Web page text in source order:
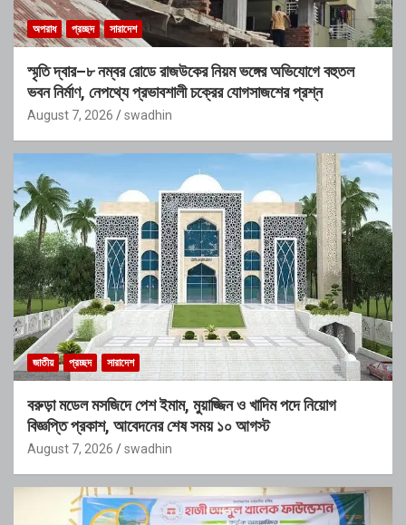
অপরাধ প্রচ্ছদ সারাদেশ
স্মৃতি দ্বার–৮ নম্বর রোডে রাজউকের নিয়ম ভঙ্গের অভিযোগে বহুতল
ভবন নির্মাণ, নেপথ্যে প্রভাবশালী চক্রের যোগসাজশের প্রশ্ন
August 7, 2026 swadhin
জাতীয় প্রচ্ছদ সারাদেশ
বরুড়া মডেল মসজিদে পেশ ইমাম, মুয়াজ্জিন ও খাদিম পদে নিয়োগ
বিজ্ঞপ্তি প্রকাশ, আবেদনের শেষ সময় ১০ আগস্ট
August 7, 2026 swadhin